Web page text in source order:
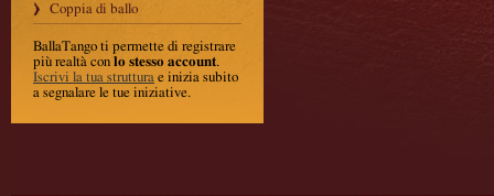
Coppia di ballo
BallaTango ti permette di registrare
più realtà con lo stesso account.
Iscrivi la tua struttura e inizia subito
a segnalare le tue iniziative.